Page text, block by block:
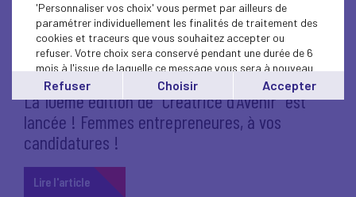
4 juin 2020
EVENEMENT FINANCEMENT
PARTENARIAT
La 10ème édition de “Créatrice d’Avenir” est
lancée ! Femmes entrepreneures, à vos
candidatures !
Lire l'article
'Personnaliser vos choix' vous permet par ailleurs de
paramétrer individuellement les finalités de traitement des
cookies et traceurs que vous souhaitez accepter ou
refuser. Votre choix sera conservé pendant une durée de 6
mois à l'issue de laquelle ce message vous sera à nouveau
affiché..
Vous pouvez modifier votre choix à tout moment en
cliquant sur le lien 'cookies' en bas de page.
Refuser Choisir Accepter